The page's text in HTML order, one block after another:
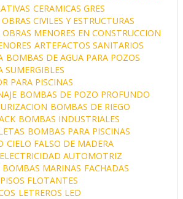
CERAMICAS GRES
OBRAS CIVILES Y ESTRUCTURAS
OBRAS MENORES EN CONSTRUCCION
ARTEFACTOS SANITARIOS
BOMBAS DE AGUA PARA POZOS
SUMERGIBLES
PARA PISCINAS
BOMBAS DE POZO PROFUNDO
BOMBAS DE RIEGO
BOMBAS INDUSTRIALES
BOMBAS PARA PISCINAS
CIELO FALSO DE MADERA
ELECTRICIDAD AUTOMOTRIZ
BOMBAS MARINAS FACHADAS
FLOTANTES
LETREROS LED